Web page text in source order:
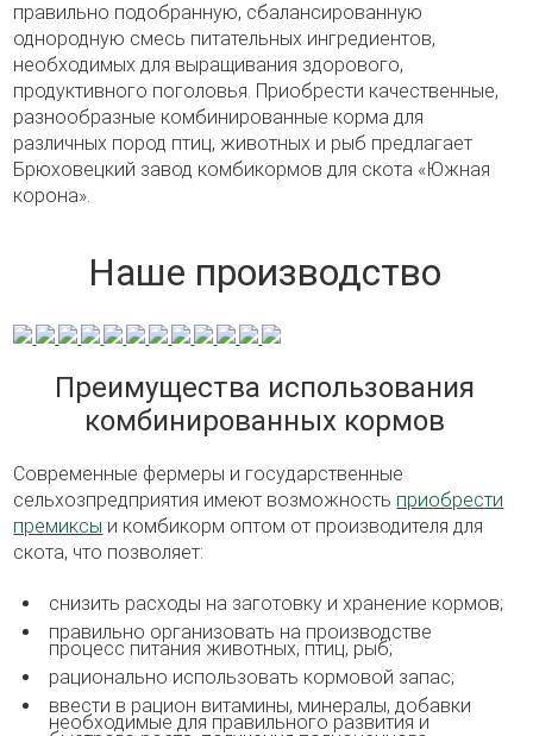
правильно подобранную, сбалансированную
однородную смесь питательных ингредиентов,
необходимых для выращивания здорового,
продуктивного поголовья. Приобрести качественные,
разнообразные комбинированные корма для
различных пород птиц, животных и рыб предлагает
Брюховецкий завод комбикормов для скота «Южная
корона».
Наше производство
Преимущества использования
комбинированных кормов
Современные фермеры и государственные
сельхозпредприятия имеют возможность приобрести
премиксы и комбикорм оптом от производителя для
скота, что позволяет:
снизить расходы на заготовку и хранение кормов;
правильно организовать на производстве
процесс питания животных, птиц, рыб;
рационально использовать кормовой запас;
ввести в рацион витамины, минералы, добавки
необходимые для правильного развития и